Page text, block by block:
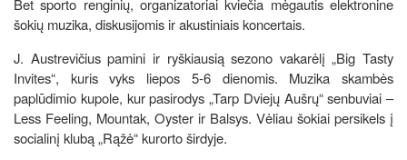
šokių muzika, diskusijomis ir akustiniais koncertais.
J. Austrevičius pamini ir ryškiausią sezono vakarėlį „Big Tasty
Invites“, kuris vyks liepos 5-6 dienomis. Muzika skambės
paplūdimio kupole, kur pasirodys „Tarp Dviejų Aušrų“ senbuviai –
Less Feeling, Mountak, Oyster ir Balsys. Vėliau šokiai persikels į
socialinį klubą „Rąžė“ kurorto širdyje.